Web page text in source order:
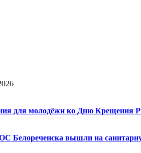
для молодёжи ко Дню Крещения
Белореченска вышли на